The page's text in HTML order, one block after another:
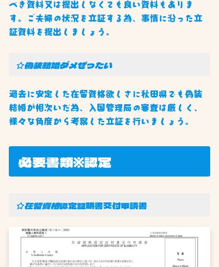
べき資料又は提出しなくても良い資料もありま
す。ご夫婦の状況を立証する為、事情に沿った立
証資料を提出しましょう。
☆偽装結婚ダメぜったい
過去に安定した在留資格欲しさに秋田県でも偽装
結婚が相次いだ為、入国管理局の審査は厳しく、
様々な角度から考察した立証を行いましょう。
必要書類※認定
☆在留資格認定証明書交付申請書